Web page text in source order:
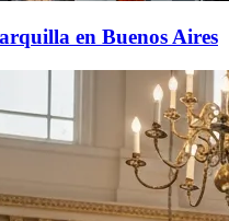
en Buenos Aires